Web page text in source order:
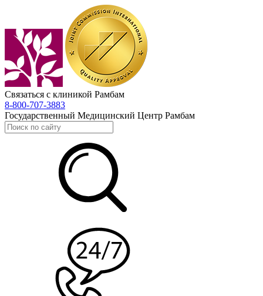
Связаться с клиникой Рамбам
8-800-707-3883
Государственный Медицинский Центр Рамбам